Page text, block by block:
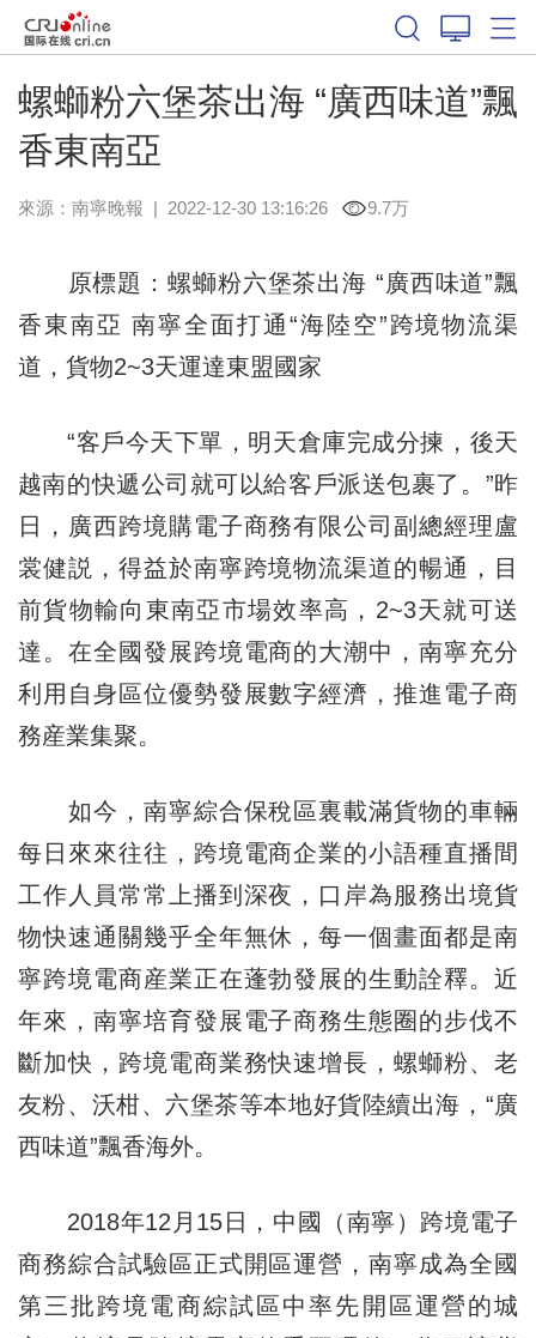
螺螄粉六堡茶出海 “廣西味道”飄
香東南亞
來源： 南寧晚報 | 2022-12-30 13:16:26 9.7万
原標題：螺螄粉六堡茶出海 “廣西味道”飄
香東南亞 南寧全面打通“海陸空”跨境物流渠
道，貨物2~3天運達東盟國家
“客戶今天下單，明天倉庫完成分揀，後天
越南的快遞公司就可以給客戶派送包裹了。”昨
日，廣西跨境購電子商務有限公司副總經理盧
裳健説，得益於南寧跨境物流渠道的暢通，目
前貨物輸向東南亞市場效率高，2~3天就可送
達。在全國發展跨境電商的大潮中，南寧充分
利用自身區位優勢發展數字經濟，推進電子商
務産業集聚。
如今，南寧綜合保稅區裏載滿貨物的車輛
每日來來往往，跨境電商企業的小語種直播間
工作人員常常上播到深夜，口岸為服務出境貨
物快速通關幾乎全年無休，每一個畫面都是南
寧跨境電商産業正在蓬勃發展的生動詮釋。近
年來，南寧培育發展電子商務生態圈的步伐不
斷加快，跨境電商業務快速增長，螺螄粉、老
友粉、沃柑、六堡茶等本地好貨陸續出海，“廣
西味道”飄香海外。
2018年12月15日，中國（南寧）跨境電子
商務綜合試驗區正式開區運營，南寧成為全國
第三批跨境電商綜試區中率先開區運營的城